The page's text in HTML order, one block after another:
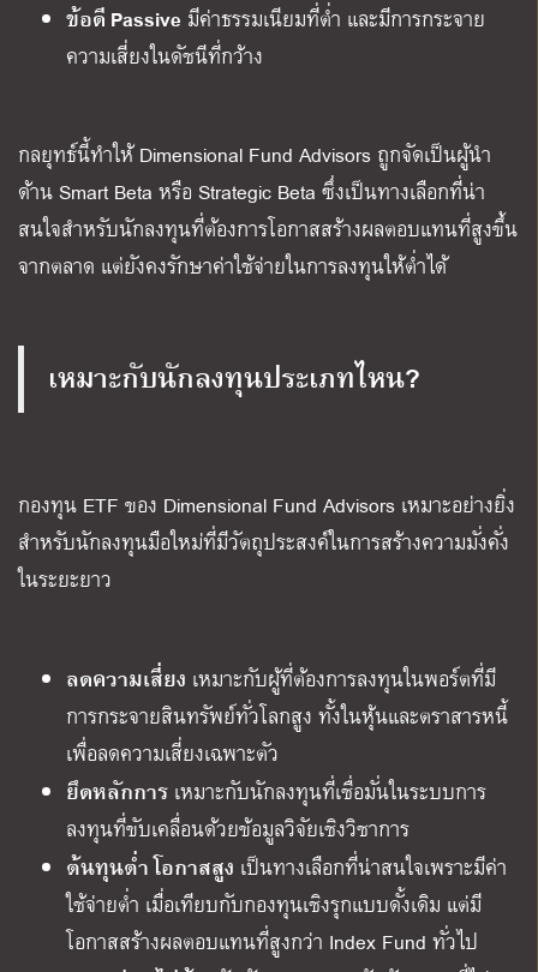
ข้อดี Passive มีค่าธรรมเนียมที่ต่ำ และมีการกระจาย
ความเสี่ยงในดัชนีที่กว้าง
กลยุทธ์นี้ทำให้ Dimensional Fund Advisors ถูกจัดเป็นผู้นำ
ด้าน Smart Beta หรือ Strategic Beta ซึ่งเป็นทางเลือกที่น่า
สนใจสำหรับนักลงทุนที่ต้องการโอกาสสร้างผลตอบแทนที่สูงขึ้น
จากตลาด แต่ยังคงรักษาค่าใช้จ่ายในการลงทุนให้ต่ำได้
เหมาะกับนักลงทุนประเภทไหน?
กองทุน ETF ของ Dimensional Fund Advisors เหมาะอย่างยิ่ง
สำหรับนักลงทุนมือใหม่ที่มีวัตถุประสงค์ในการสร้างความมั่งคั่ง
ในระยะยาว
ลดความเสี่ยง เหมาะกับผู้ที่ต้องการลงทุนในพอร์ตที่มี
การกระจายสินทรัพย์ทั่วโลกสูง ทั้งในหุ้นและตราสารหนี้
เพื่อลดความเสี่ยงเฉพาะตัว
ยึดหลักการ เหมาะกับนักลงทุนที่เชื่อมั่นในระบบการ
ลงทุนที่ขับเคลื่อนด้วยข้อมูลวิจัยเชิงวิชาการ
ต้นทุนต่ำ โอกาสสูง เป็นทางเลือกที่น่าสนใจเพราะมีค่า
ใช้จ่ายต่ำ เมื่อเทียบกับกองทุนเชิงรุกแบบดั้งเดิม แต่มี
โอกาสสร้างผลตอบแทนที่สูงกว่า Index Fund ทั่วไป